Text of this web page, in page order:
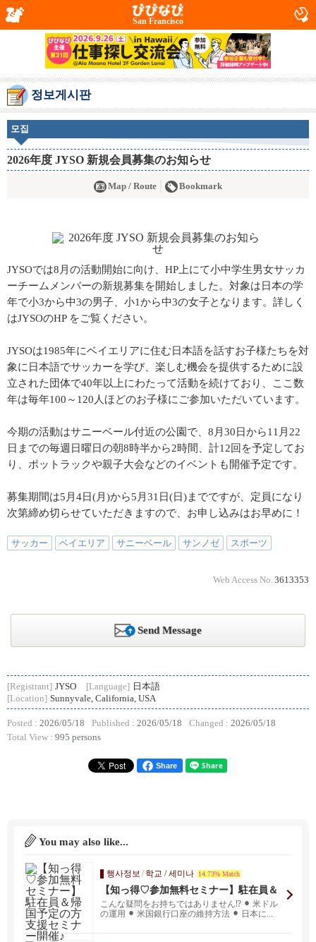
San Francisco
정보게시판
모집
2026年度 JYSO 新規会員募集のお知らせ
Map / Route Bookmark
JYSOでは8月の活動開始に向け、HP上にて小中学生男女サッカ
ーチームメンバーの新規募集を開始しました。対象は日本の学
年で小3から中3の男子、小1から中3の女子となります。詳しく
はJYSOのHP をご覧ください。
JYSOは1985年にベイエリアに住む日本語を話すお子様たちを対
象に日本語でサッカーを学び、楽しむ機会を提供するために設
立された団体で40年以上にわたって活動を続けており、ここ数
年は毎年100～120人ほどのお子様にご参加いただいています。
今期の活動はサニーベール付近の公園で、8月30日から11月22
日までの毎週日曜日の朝8時半から2時間、計12回を予定してお
り、ポットラックや親子大会などのイベントも開催予定です。
募集期間は5月4日(月)から5月31日(日)までですが、定員になり
次第締め切らせていただきますので、お申し込みはお早めに！
サッカー ベイエリア サニーベール サンノゼ スポーツ
Web Access No. 3613353
Send Message
[Registrant] JYSO [Language] 日本語
[Location] Sunnyvale, California, USA
Posted : 2026/05/18 Published : 2026/05/18 Changed : 2026/05/18
Total View : 995 persons
Share
You may also like...
행사정보 / 학교 / 세미나 14.73% Match
【知っ得♡参加無料セミナー】駐在員＆
帰国予定の方支援セミナー開催♪
こんな疑問をお持ちではありません⁉︎ ⚫︎ 米ドル
の運用 ⚫︎ 米国銀行口座の維持方法 ⚫︎ 日本に...